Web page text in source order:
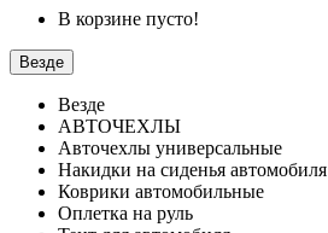
В корзине пусто!
Везде
Везде
АВТОЧЕХЛЫ
Авточехлы универсальные
Накидки на сиденья автомобиля
Коврики автомобильные
Оплетка на руль